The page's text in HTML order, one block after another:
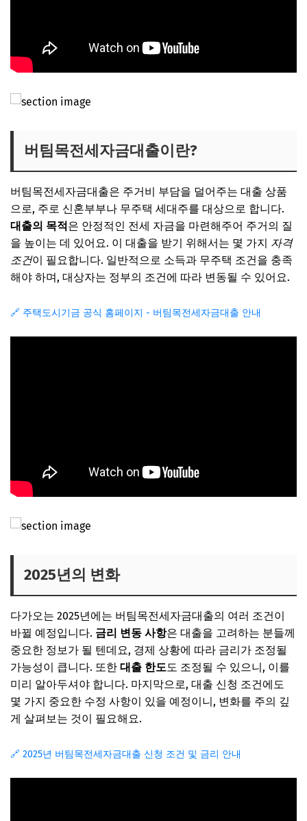
버팀목전세자금대출이란?
버팀목전세자금대출은 주거비 부담을 덜어주는 대출 상품
으로, 주로 신혼부부나 무주택 세대주를 대상으로 합니다.
대출의 목적은 안정적인 전세 자금을 마련해주어 주거의 질
을 높이는 데 있어요. 이 대출을 받기 위해서는 몇 가지 자격
조건이 필요합니다. 일반적으로 소득과 무주택 조건을 충족
해야 하며, 대상자는 정부의 조건에 따라 변동될 수 있어요.
🔗 주택도시기금 공식 홈페이지 - 버팀목전세자금대출 안내
2025년의 변화
다가오는 2025년에는 버팀목전세자금대출의 여러 조건이
바뀔 예정입니다. 금리 변동 사항은 대출을 고려하는 분들께
중요한 정보가 될 텐데요, 경제 상황에 따라 금리가 조정될
가능성이 큽니다. 또한 대출 한도도 조정될 수 있으니, 이를
미리 알아두셔야 합니다. 마지막으로, 대출 신청 조건에도
몇 가지 중요한 수정 사항이 있을 예정이니, 변화를 주의 깊
게 살펴보는 것이 필요해요.
🔗 2025년 버팀목전세자금대출 신청 조건 및 금리 안내